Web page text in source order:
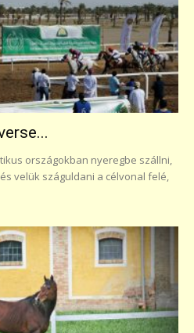
országokban nyeregbe szállni,
velük száguldani a célvonal felé,